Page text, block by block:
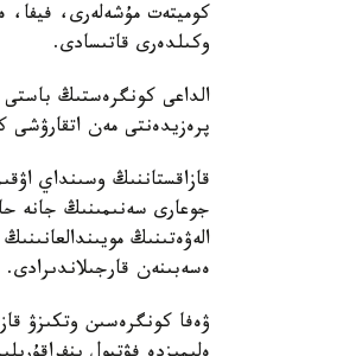
كوميتەت مۇشەلەرى، فيفا،
وكىلدەرى قاتىسادى.
الداعى كونگرەستىڭ
پرەزيدەنتى مەن اتقارۋشى
قازاقستاننىڭ وسىنداي
جوعارى سەنىمىنىڭ جانە
الەۋەتىنىڭ
ەسەبىنەن قارجىلاندىرادى.
ۋەفا كونگرەسىن وتكىزۋ